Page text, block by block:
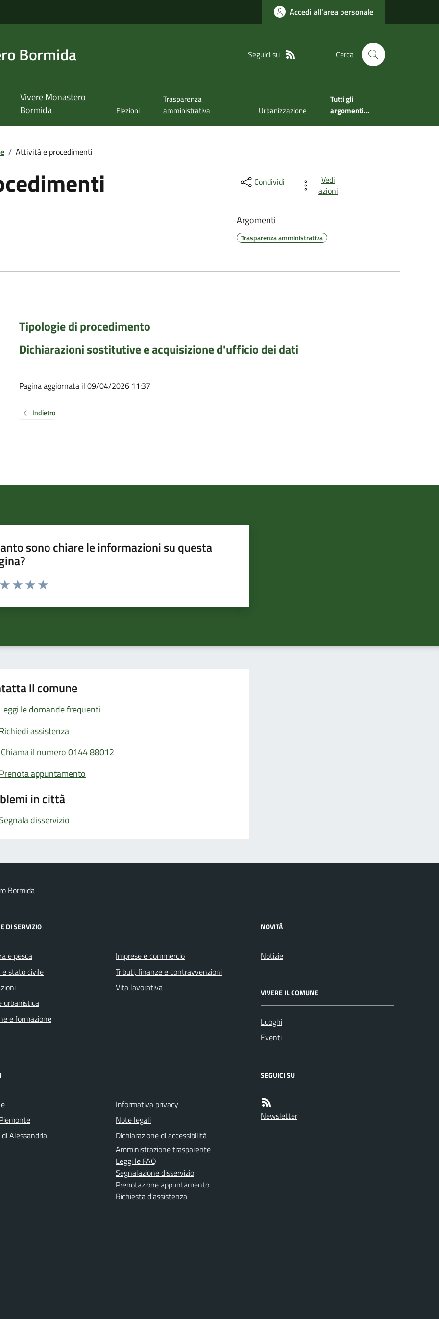
Accedi all'area personale
Bormida Seguici su Cerca
Vivere Monastero
Bormida
Elezioni
Trasparenza
amministrativa
Urbanizzazione
Tutti gli
argomenti...
/ Attività e procedimenti
Condividi
Vedi
azioni
Argomenti
Trasparenza amministrativa
Tipologie di procedimento
Dichiarazioni sostitutive e acquisizione d'ufficio dei dati
Pagina aggiornata il 09/04/2026 11:37
Indietro
sono chiare le informazioni su questa
da 1 a 5 stelle la pagina
il comune
Leggi le domande frequenti
Richiedi assistenza
Chiama il numero 0144 88012
Prenota appuntamento
in città
Segnala disservizio
Bormida
DI SERVIZIO
e pesca
e stato civile
urbanistica
e formazione
Imprese e commercio
Tributi, finanze e contravvenzioni
Vita lavorativa
NOVITÀ
Notizie
VIVERE IL COMUNE
Luoghi
Eventi
Alessandria
Informativa privacy
Note legali
Dichiarazione di accessibilità
Amministrazione trasparente
Leggi le FAQ
Segnalazione disservizio
Prenotazione appuntamento
Richiesta d'assistenza
SEGUICI SU
Newsletter